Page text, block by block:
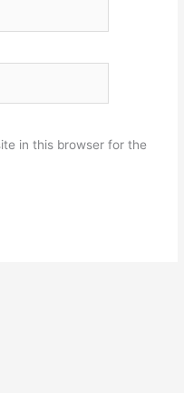
in this browser for the